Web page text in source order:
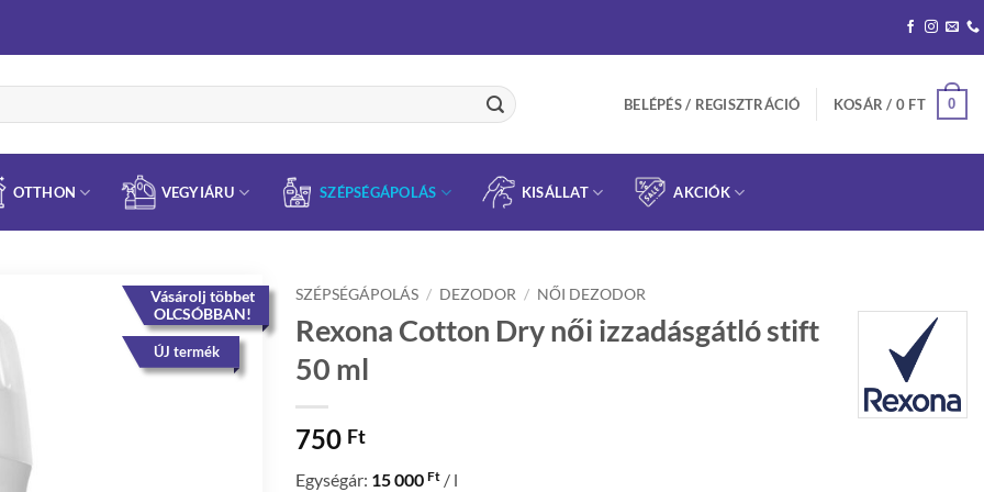
BELÉPÉS / REGISZTRÁCIÓ KOSÁR / 0 FT 0
OTTHON VEGYIÁRU SZÉPSÉGÁPOLÁS KISÁLLAT AKCIÓK
Vásárolj többet
OLCSÓBBAN!
ÚJ termék
SZÉPSÉGÁPOLÁS / DEZODOR / NŐI DEZODOR
Rexona Cotton Dry női izzadásgátló stift
50 ml
750 Ft
Egységár: 15 000 Ft / l